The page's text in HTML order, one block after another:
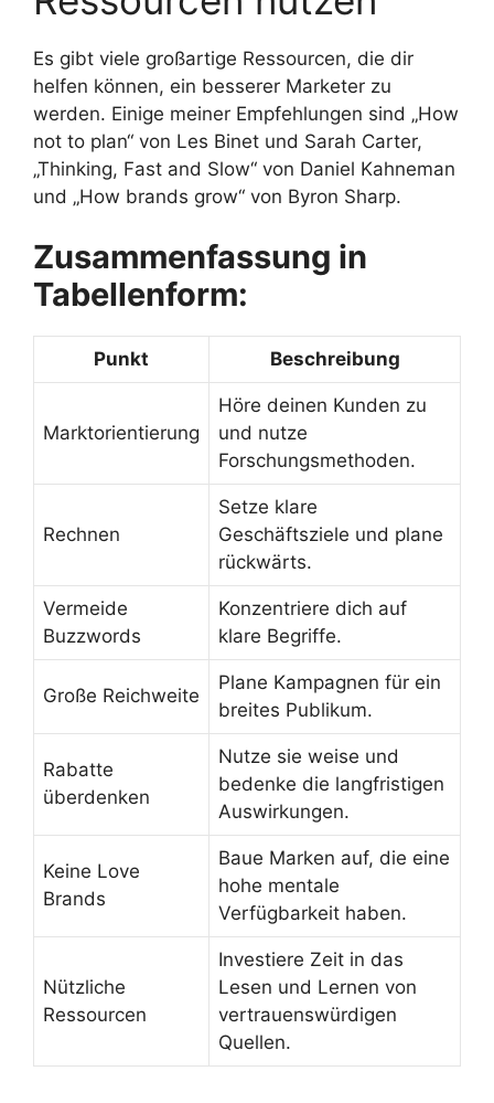
Es gibt viele großartige Ressourcen, die dir
helfen können, ein besserer Marketer zu
werden. Einige meiner Empfehlungen sind „How
not to plan“ von Les Binet und Sarah Carter,
„Thinking, Fast and Slow“ von Daniel Kahneman
und „How brands grow“ von Byron Sharp.
Zusammenfassung in
Tabellenform:
Punkt Beschreibung
Marktorientierung
Höre deinen Kunden zu
und nutze
Forschungsmethoden.
Rechnen
Setze klare
Geschäftsziele und plane
rückwärts.
Vermeide
Buzzwords
Konzentriere dich auf
klare Begriffe.
Große Reichweite
Plane Kampagnen für ein
breites Publikum.
Rabatte
überdenken
Nutze sie weise und
bedenke die langfristigen
Auswirkungen.
Keine Love
Brands
Baue Marken auf, die eine
hohe mentale
Verfügbarkeit haben.
Nützliche
Ressourcen
Investiere Zeit in das
Lesen und Lernen von
vertrauenswürdigen
Quellen.